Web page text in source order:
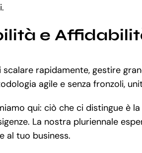
e
scalare rapidamente, gestire
agile e senza fronzoli,
qui: ciò che ci distingue è
La nostra pluriennale
al tuo business.